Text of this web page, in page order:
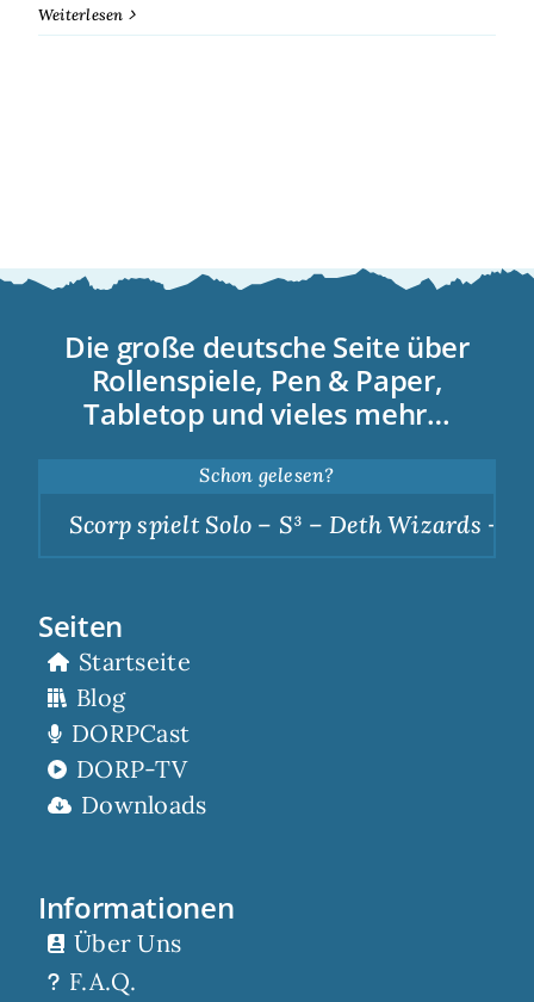
Weiterlesen
Die große deutsche Seite über
Rollenspiele, Pen & Paper,
Tabletop und vieles mehr…
Schon gelesen?
Scorp spielt Solo – S³ – Deth Wizards –
Seiten
Startseite
Blog
DORPCast
DORP-TV
Downloads
Informationen
Über Uns
F.A.Q.